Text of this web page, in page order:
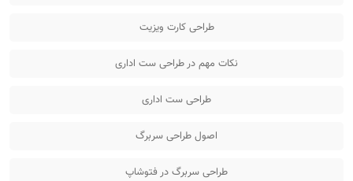
طراحی کارت ویزیت
نکات مهم در طراحی ست اداری
طراحی ست اداری
اصول طراحی سربرگ
طراحی سربرگ در فتوشاپ